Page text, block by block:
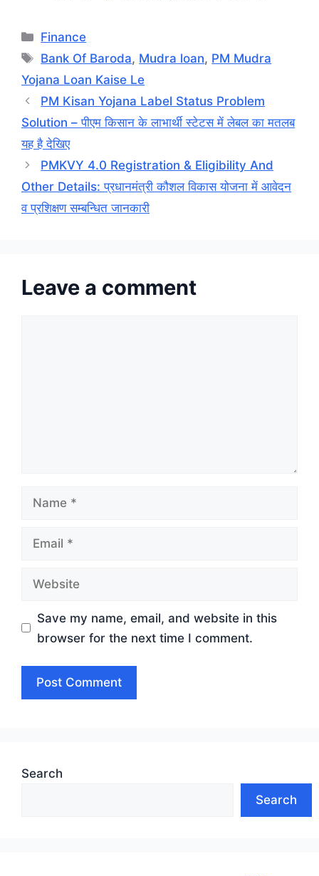
Categories
Finance
Tags
Bank Of Baroda, Mudra loan, PM Mudra
Yojana Loan Kaise Le
PM Kisan Yojana Label Status Problem
Solution – पीएम किसान के लाभार्थी स्टेटस में लेबल का मतलब
यह है देखिए
PMKVY 4.0 Registration & Eligibility And
Other Details: प्रधानमंत्री कौशल विकास योजना में आवेदन
व प्रशिक्षण सम्बन्धित जानकारी
Leave a comment
Name
Email
Website
Save my name, email, and website in this
browser for the next time I comment.
Search
Search